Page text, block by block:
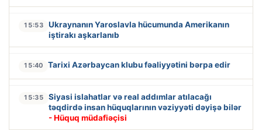
15:53
Ukraynanın Yaroslavla hücumunda Amerikanın
iştirakı aşkarlanıb
15:40 Tarixi Azərbaycan klubu fəaliyyətini bərpa edir
15:35
Siyasi islahatlar və real addımlar atılacağı
təqdirdə insan hüquqlarının vəziyyəti dəyişə bilər
- Hüquq müdafiəçisi